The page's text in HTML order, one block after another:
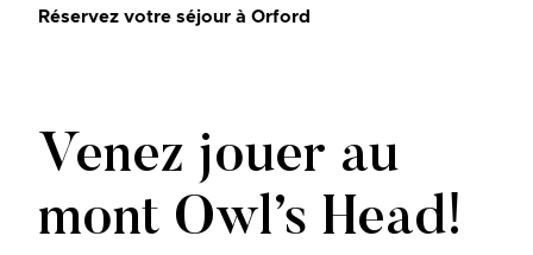
Réservez votre séjour à Orford
Venez jouer au
mont Owl’s Head!